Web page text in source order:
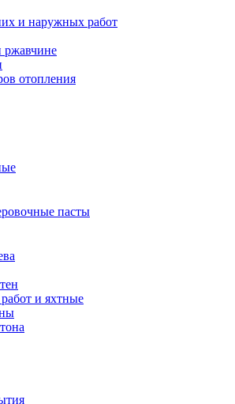
и наружных работ
ржавчине
отопления
пасты
и яхтные